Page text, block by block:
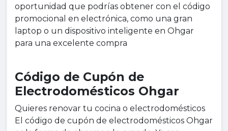
oportunidad que podrías obtener con el código
promocional en electrónica, como una gran
laptop o un dispositivo inteligente en Ohgar
para una excelente compra
Código de Cupón de
Electrodomésticos Ohgar
Quieres renovar tu cocina o electrodomésticos
El código de cupón de electrodomésticos Ohgar